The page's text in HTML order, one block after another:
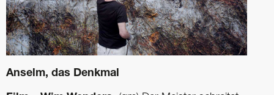
Anselm, das Denkmal